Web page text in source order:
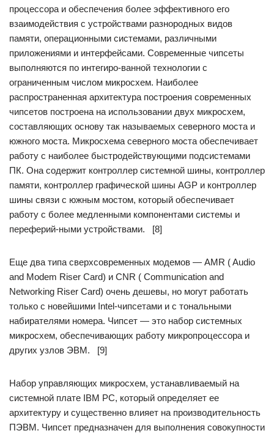
процессора и обеспечения более эффективного его
взаимодействия с устройствами разнородных видов
памяти, операционными системами, различными
приложениями и интерфейсами. Современные чипсеты
выполняются по интегиро-ванной технологии с
ограниченным числом микросхем. Наиболее
распространенная архитектура построения современных
чипсетов построена на использовании двух микросхем,
составляющих основу так называемых северного моста и
южного моста. Микросхема северного моста обеспечивает
работу с наиболее быстродействующими подсистемами
ПК. Она содержит контроллер системной шины, контроллер
памяти, контроллер графической шины AGP и контроллер
шины связи с южным мостом, который обеспечивает
работу с более медленными компонентами системы и
переферий-ными устройствами. [8]
Еще два типа сверхсовременных модемов — AMR ( Audio
and Modem Riser Card) и CNR ( Communication and
Networking Riser Card) очень дешевы, но могут работать
только с новейшими Intel-чипсетами и с тональными
набирателями номера. Чипсет — это набор системных
микросхем, обеспечивающих работу микропроцессора и
других узлов ЭВМ. [9]
Набор управляющих микросхем, устанавливаемый на
системной плате IBM PC, который определяет ее
архитектуру и существенно влияет на производительность
ПЭВМ. Чипсет предназначен для выполнения совокупности